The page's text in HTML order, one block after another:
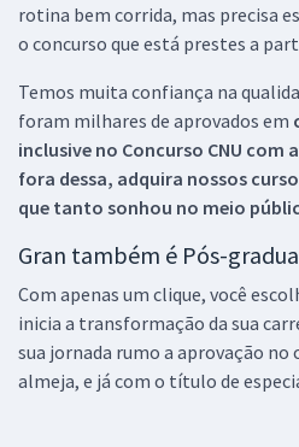
rotina bem corrida, mas precisa
o concurso que está prestes a
Temos muita confiança na
foram milhares de aprovados em
inclusive no Concurso CNU com
fora dessa, adquira nossos
que tanto sonhou no meio
Gran também é Pós-
Com apenas um clique, você
inicia a transformação da sua
sua jornada rumo a aprovação no
almeja, e já com o título de